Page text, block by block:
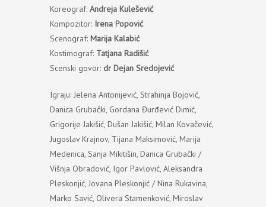
Koreograf: Andreja Kulešević
Kompozitor: Irena Popović
Scenograf: Marija Kalabić
Kostimograf: Tatjana Radišić
Scenski govor: dr Dejan Sredojević
Igraju: Jelena Antonijević, Strahinja Bojović,
Danica Grubački, Gordana Đurđević Dimić,
Grigorije Jakišić, Dušan Jakišić, Milan Kovačević,
Jugoslav Krajnov, Tijana Maksimović, Marija
Medenica, Sanja Mikitišin, Danica Grubački /
Višnja Obradović, Igor Pavlović, Aleksandra
Pleskonjić, Jovana Pleskonjić / Nina Rukavina,
Marko Savić, Olivera Stamenković, Miroslav